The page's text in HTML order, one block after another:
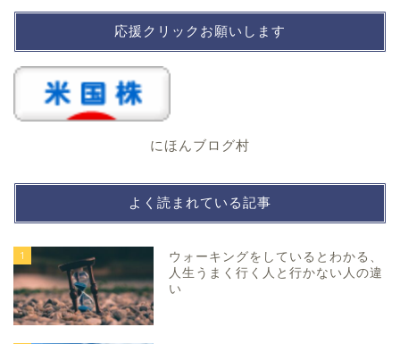
応援クリックお願いします
にほんブログ村
よく読まれている記事
1
ウォーキングをしているとわかる、
人生うまく行く人と行かない人の違
い